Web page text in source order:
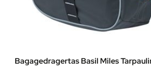
Bagagedragertas Basil Miles